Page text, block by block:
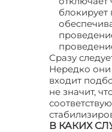
блокирует
Сразу
Нередко они
входит
не значит,
В КАКИХ